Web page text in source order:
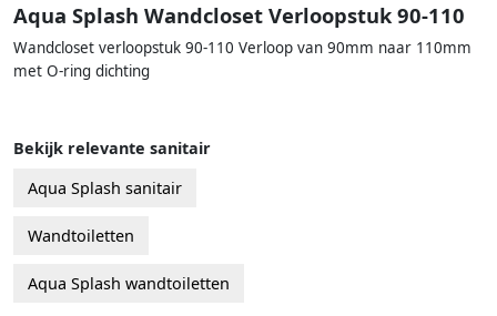
Aqua Splash Wandcloset Verloopstuk 90-110
Wandcloset verloopstuk 90-110 Verloop van 90mm naar 110mm
met O-ring dichting
Bekijk relevante sanitair
Aqua Splash sanitair
Wandtoiletten
Aqua Splash wandtoiletten